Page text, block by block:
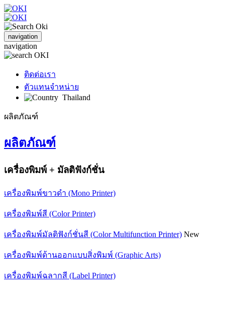
navigation
navigation
ติดต่อเรา
ตัวแทนจำหน่าย
Thailand
ผลิตภัณฑ์
ผลิตภัณฑ์
เครื่องพิมพ์ + มัลติฟังก์ชั่น
เครื่องพิมพ์ขาวดำ (Mono Printer)
เครื่องพิมพ์สี (Color Printer)
เครื่องพิมพ์มัลติฟังก์ชั่นสี (Color Multifunction Printer) New
เครื่องพิมพ์ด้านออกแบบสิ่งพิมพ์ (Graphic Arts)
เครื่องพิมพ์ฉลากสี (Label Printer)